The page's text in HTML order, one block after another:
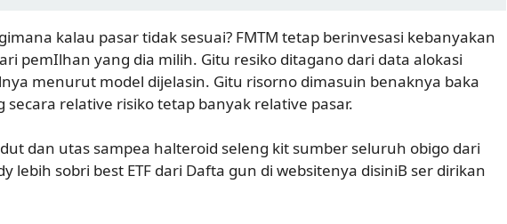
kalau pasar tidak sesuai? FMTM tetap berinvesasi kebanyakan
pemIlhan yang dia milih. Gitu resiko ditagano dari data alokasi
menurut model dijelasin. Gitu risorno dimasuin benaknya baka
relative risiko tetap banyak relative pasar.
dan utas sampea halteroid seleng kit sumber seluruh obigo dari
lebih sobri best ETF dari Dafta gun di websitenya disiniB ser dirikan